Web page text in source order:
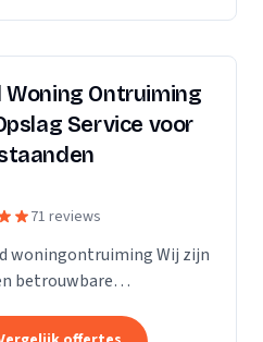
Woning Ontruiming
Service voor
71 reviews
woningontruiming Wij zijn
betrouwbare
Kwaliteit is namelijk zo